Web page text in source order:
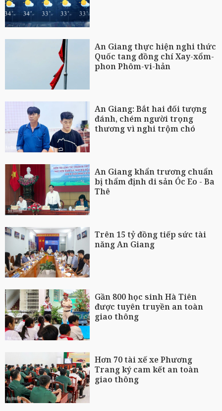
An Giang thực hiện nghi thức
Quốc tang đồng chí Xay-xổm-
phon Phôm-vi-hản
An Giang: Bắt hai đối tượng
đánh, chém người trọng
thương vì nghi trộm chó
An Giang khẩn trương chuẩn
bị thẩm định di sản Óc Eo - Ba
Thê
Trên 15 tỷ đồng tiếp sức tài
năng An Giang
Gần 800 học sinh Hà Tiên
được tuyên truyền an toàn
giao thông
Hơn 70 tài xế xe Phương
Trang ký cam kết an toàn
giao thông